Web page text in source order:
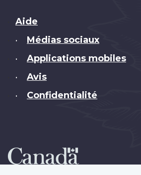
Brand
Aide
• Médias sociaux
• Applications mobiles
• Avis
• Confidentialité